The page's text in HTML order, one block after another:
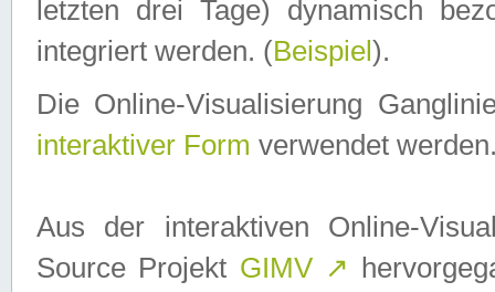
letzten drei Tage) dynamisch
integriert werden. (Beispiel ).
Die Online-Visualisierung
interaktiver Form verwendet
Aus der interaktiven Online-
Source Projekt GIMV ↗